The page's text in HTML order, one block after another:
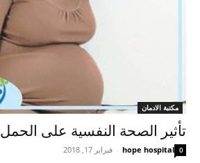
مكتبة الادمان
تأثير الصحة النفسية على الحمل
hope hospital
- فبراير 17, 2018 0